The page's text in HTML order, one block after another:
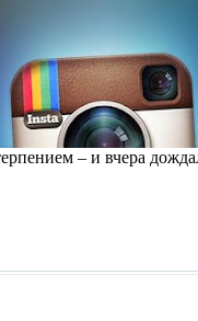
– и вчера